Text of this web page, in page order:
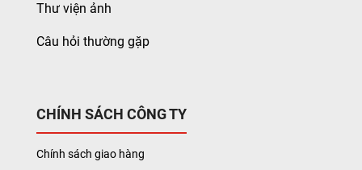
Thư viện ảnh
Câu hỏi thường gặp
CHÍNH SÁCH CÔNG TY
Chính sách giao hàng